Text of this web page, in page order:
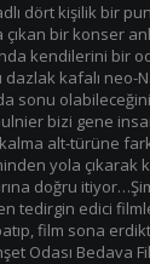
dört kişilik bir
bir konser
kendilerini bir
dazlak kafalı neo-
sonu
bizi gene
alt-türüne
yola çıkarak
doğru
tedirgin edici
film sona
Odası Bedava